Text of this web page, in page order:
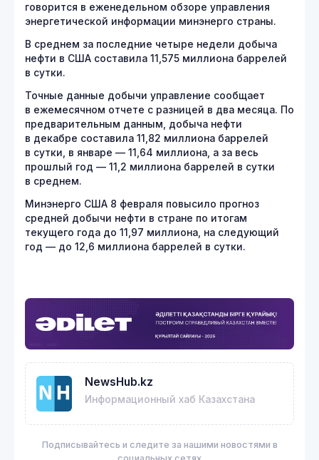
говорится в еженедельном обзоре управления
энергетической информации минэнерго страны.
В среднем за последние четыре недели добыча
нефти в США составила 11,575 миллиона баррелей
в сутки.
Точные данные добычи управление сообщает
в ежемесячном отчете с разницей в два месяца. По
предварительным данным, добыча нефти
в декабре составила 11,82 миллиона баррелей
в сутки, в январе — 11,64 ​миллиона, а за весь
прошлый год — 11,2 миллиона баррелей в сутки
в среднем.
Минэнерго США 8 февраля повысило прогноз
средней добычи нефти в стране по итогам
текущего года до 11,97 миллиона, на следующий
год — до 12,6 миллиона баррелей в сутки.
NewsHub.kz
Информационный хаб Казахстана
Подписывайтесь и следите за нашими новостями в